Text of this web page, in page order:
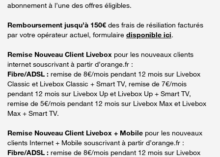
abonnement à l’une des offres éligibles.
Remboursement jusqu’à 150€ des frais de résiliation facturés
par votre opérateur actuel, formulaire disponible ici.
Remise Nouveau Client Livebox pour les nouveaux clients
internet souscrivant à partir d’orange.fr :
Fibre/ADSL : remise de 8€/mois pendant 12 mois sur Livebox
Classic et Livebox Classic + Smart TV, remise de 7€/mois
pendant 12 mois sur Livebox Up et Livebox Up + Smart TV,
remise de 5€/mois pendant 12 mois sur Livebox Max et Livebox
Max + Smart TV.
Remise Nouveau Client Livebox + Mobile pour les nouveaux
clients Internet + Mobile souscrivant à partir d’orange.fr :
Fibre/ADSL : remise de 8€/mois pendant 12 mois sur Livebox